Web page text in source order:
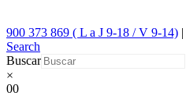
900 373 869 ( L a J 9-18 / V 9-14) |
Search
Buscar
×
00